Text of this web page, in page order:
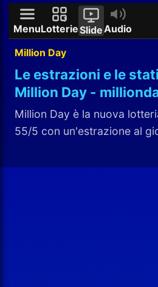
MenuLotterieSlideAudio
Million Day
Le estrazioni e le
Million Day -
Million Day è la nuova
55/5 con un'estrazione al